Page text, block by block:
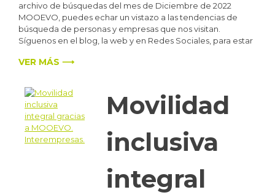
archivo de búsquedas del mes de Diciembre de 2022
MOOEVO, puedes echar un vistazo a las tendencias de
búsqueda de personas y empresas que nos visitan.
Síguenos en el blog, la web y en Redes Sociales, para estar
VER MÁS ⟶
Movilidad
inclusiva
integral